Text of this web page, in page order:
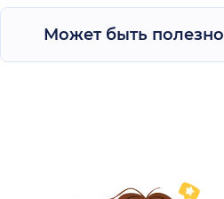
Может быть полезно